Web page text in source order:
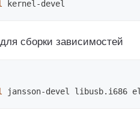
сборки зависимостей